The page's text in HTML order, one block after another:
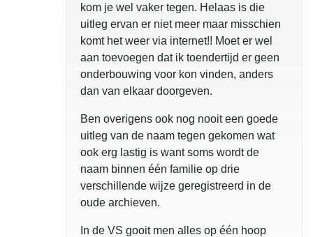
kom je wel vaker tegen. Helaas is die
uitleg ervan er niet meer maar misschien
komt het weer via internet!! Moet er wel
aan toevoegen dat ik toendertijd er geen
onderbouwing voor kon vinden, anders
dan van elkaar doorgeven.
Ben overigens ook nog nooit een goede
uitleg van de naam tegen gekomen wat
ook erg lastig is want soms wordt de
naam binnen één familie op drie
verschillende wijze geregistreerd in de
oude archieven.
In de VS gooit men alles op één hoop